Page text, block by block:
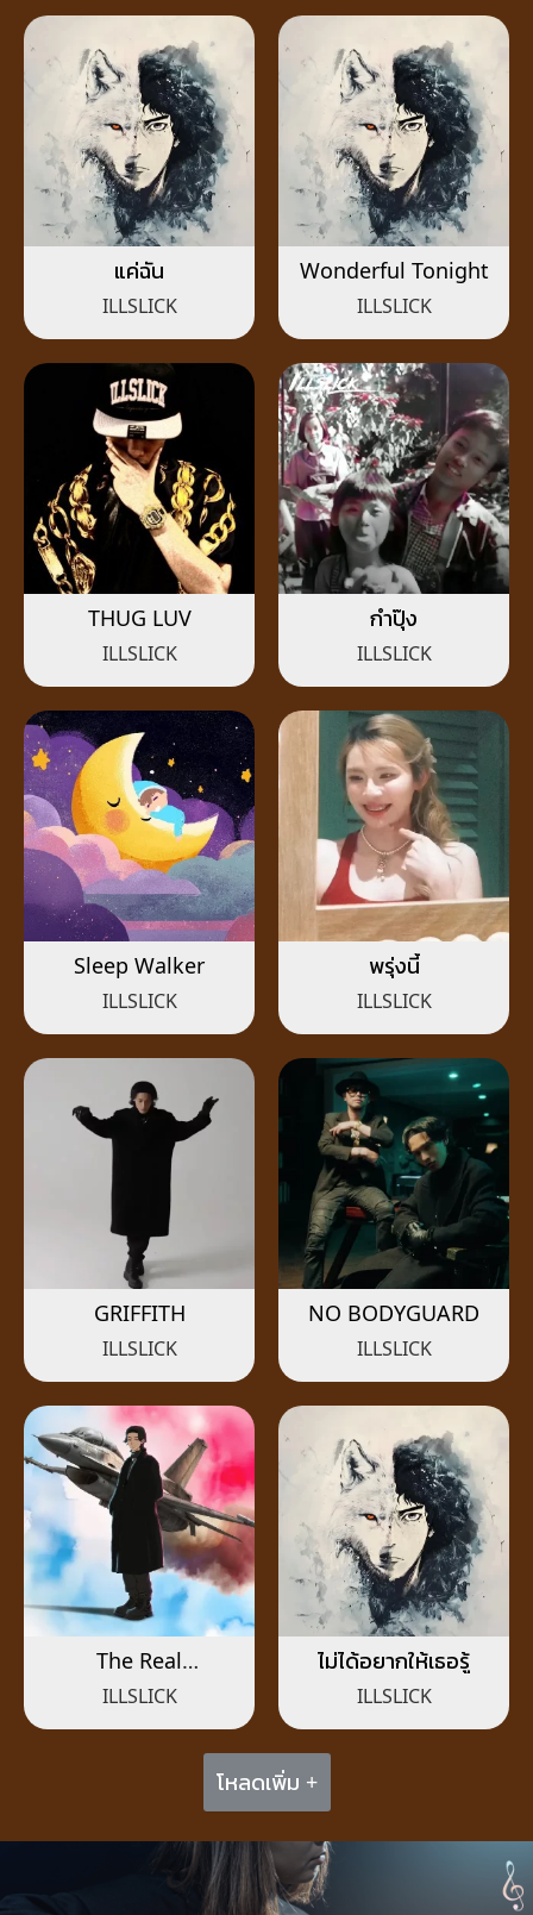
แค่ฉัน
ILLSLICK
Wonderful Tonight
ILLSLICK
THUG LUV
ILLSLICK
กำปุ๊ง
ILLSLICK
Sleep Walker
ILLSLICK
พรุ่งนี้
ILLSLICK
GRIFFITH
ILLSLICK
NO BODYGUARD
ILLSLICK
The Real
Suvarnabhumi
ILLSLICK
ไม่ได้อยากให้เธอรู้
ILLSLICK
โหลดเพิ่ม +